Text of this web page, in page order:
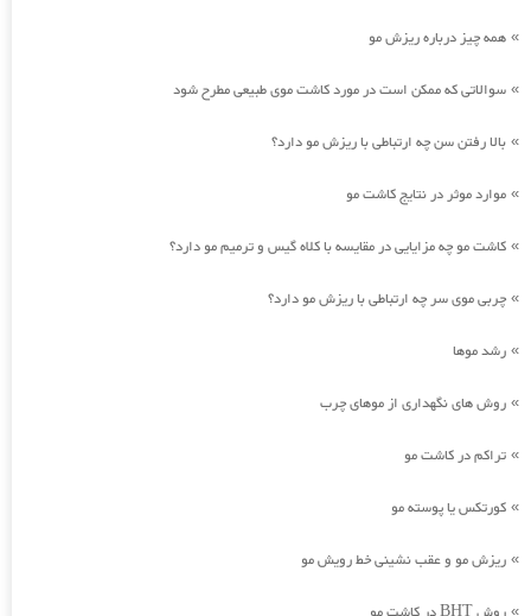
» همه چیز درباره ریزش مو
» سوالاتی که ممکن است در مورد کاشت موی طبیعی مطرح شود
» بالا رفتن سن چه ارتباطی با ریزش مو دارد؟
» موارد موثر در نتایج کاشت مو
» کاشت مو چه مزایایی در مقایسه با کلاه گیس و ترمیم مو دارد؟
» چربی موی سر چه ارتباطی با ریزش مو دارد؟
» رشد موها
» روش های نگهداری از موهای چرب
» تراکم در کاشت مو
» کورتکس یا پوسته مو
» ریزش مو و عقب نشینی خط رویش مو
»